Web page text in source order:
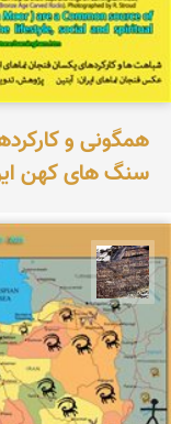
همگونی و
سنگ های کهن
محمد ناصری فرد